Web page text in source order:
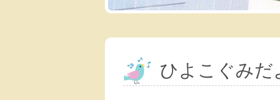
ひよこぐみだ